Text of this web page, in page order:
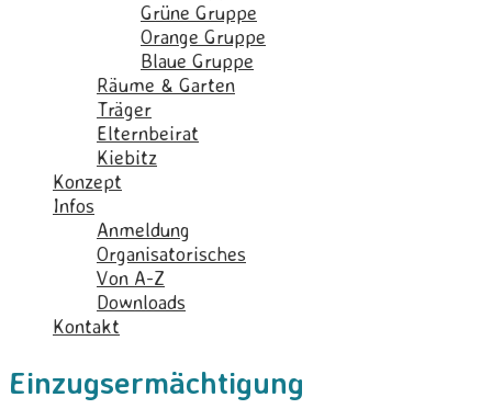
Grüne Gruppe
Orange Gruppe
Blaue Gruppe
Räume & Garten
Träger
Elternbeirat
Kiebitz
Konzept
Infos
Anmeldung
Organisatorisches
Von A-Z
Downloads
Kontakt
Einzugsermächtigung